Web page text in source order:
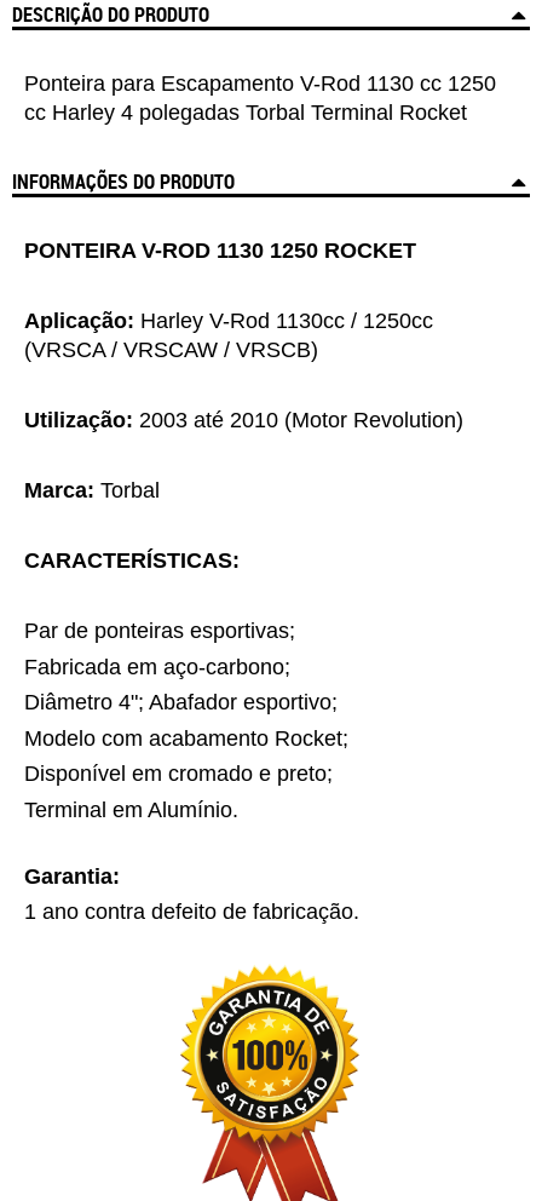
DESCRIÇÃO DO PRODUTO
Ponteira para Escapamento V-Rod 1130 cc 1250
cc Harley 4 polegadas Torbal Terminal Rocket
INFORMAÇÕES DO PRODUTO
PONTEIRA V-ROD 1130 1250 ROCKET
Aplicação: Harley V-Rod 1130cc / 1250cc
(VRSCA / VRSCAW / VRSCB)
Utilização: 2003 até 2010 (Motor Revolution)
Marca: Torbal
CARACTERÍSTICAS:
Par de ponteiras esportivas;
Fabricada em aço-carbono;
Diâmetro 4"; Abafador esportivo;
Modelo com acabamento Rocket;
Disponível em cromado e preto;
Terminal em Alumínio.
Garantia:
1 ano contra defeito de fabricação.